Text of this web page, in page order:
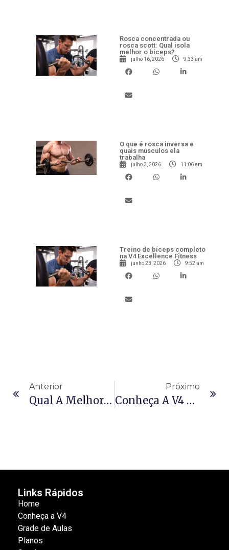
Rosca concentrada ou
rosca scott: Qual isola
melhor o bíceps?
julho 16, 2026 9:33 am
O que é rosca inversa e
quais músculos ela
trabalha
julho 3, 2026 11:06 am
Treino de bíceps completo
na V4 Excellence Fitness
junho 23, 2026 9:52 am
Anterior
Qual A Melhor Alternativa Para Cardio Na Academia?
Próximo
Conheça A V4 Academia: Academia De Luta Na Vila Maria
Links Rápidos
Home
Conheça a V4
Grade de Aulas
Planos